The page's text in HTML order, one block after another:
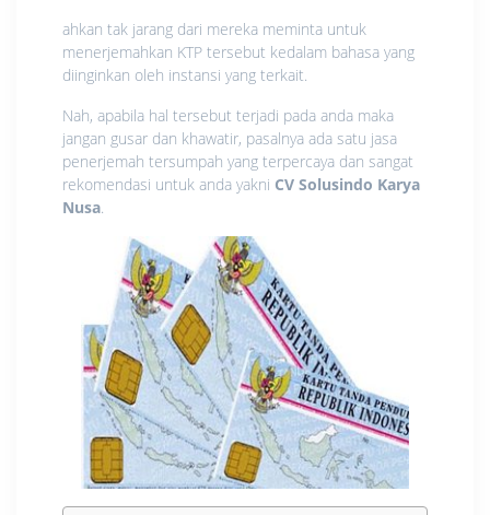
ahkan tak jarang dari mereka meminta untuk
menerjemahkan KTP tersebut kedalam bahasa yang
diinginkan oleh instansi yang terkait.
Nah, apabila hal tersebut terjadi pada anda maka
jangan gusar dan khawatir, pasalnya ada satu jasa
penerjemah tersumpah yang terpercaya dan sangat
rekomendasi untuk anda yakni CV Solusindo Karya
Nusa.